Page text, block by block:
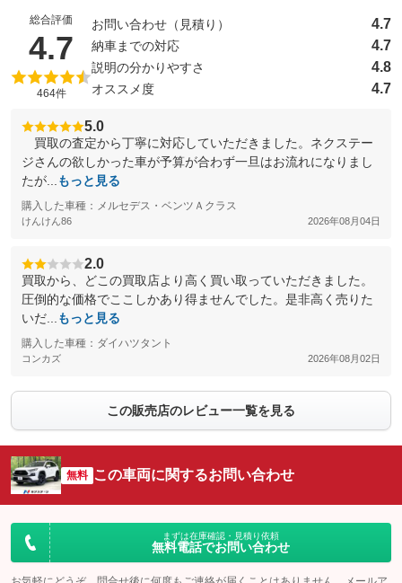
総合評価
4.7 （5点満点中）
464件
お問い合わせ（見積り） 4.7
納車までの対応 4.7
説明の分かりやすさ 4.8
オススメ度 4.7
5.0
買取の査定から丁寧に対応していただきました。ネクステー
ジさんの欲しかった車が予算が合わず一旦はお流れになりまし
たが...
もっと見る
購入した車種：メルセデス・ベンツＡクラス
けんけん86 2026年08月04日
2.0
買取から、どこの買取店より高く買い取っていただきました。
圧倒的な価格でここしかあり得ませんでした。是非高く売りた
いだ...
もっと見る
購入した車種：ダイハツタント
コンカズ 2026年08月02日
この販売店のレビュー一覧を見る
無料 この車両に関するお問い合わせ
まずは在庫確認・見積り依頼
無料電話でお問い合わせ